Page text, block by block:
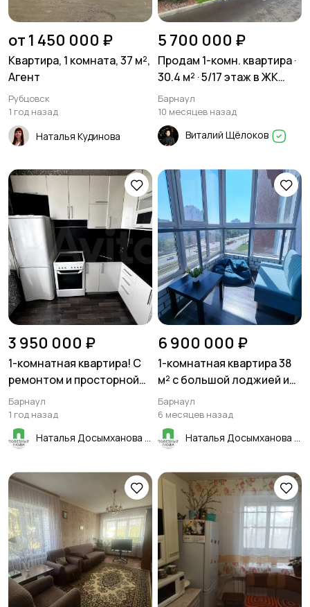
от 1 450 000 ₽
Квартира, 1 комната, 37 м²,
Агент
Рубцовск
1 год назад
Наталья Кудинова
5 700 000 ₽
Продам 1-комн. квартира ·
30.4 м² · 5/17 этаж в ЖК
Шотландия
Барнаул
10 месяцев назад
Виталий Щёлоков
3 950 000 ₽
1-кoмнaтная квартира! С
ремонтом и просторной
кухней!
Барнаул
1 год назад
Наталья Досымханова
6 900 000 ₽
1-комнатная квартира 38
м² с большой лоджией и
гардеробной! В
кирпичном доме на
среднем этаже!
Барнаул
6 месяцев назад
Наталья Досымханова